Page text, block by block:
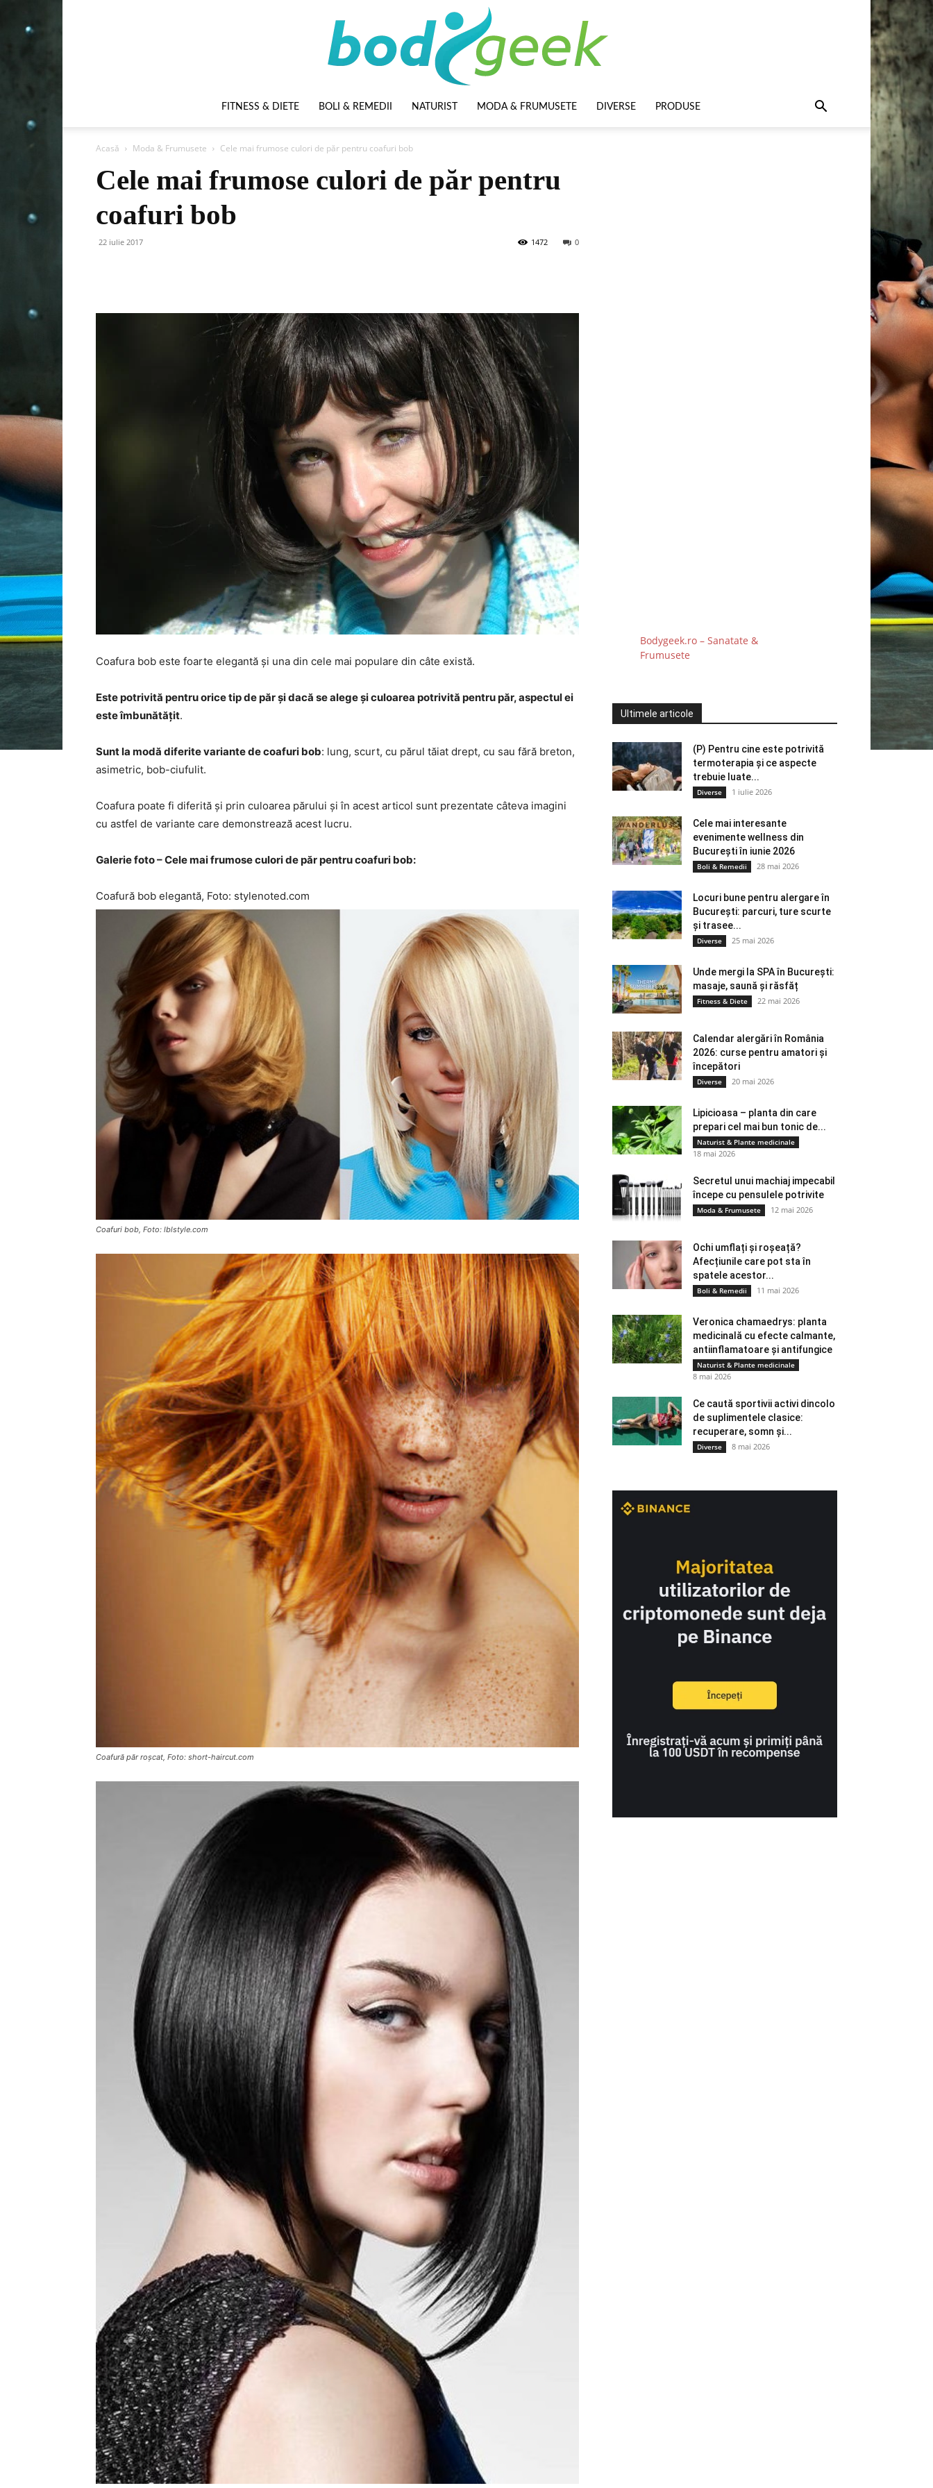
FITNESS & DIETE BOLI & REMEDII NATURIST MODA & FRUMUSETE DIVERSE PRODUSE
Acasă Moda & Frumusete Cele mai frumose culori de păr pentru coafuri bob
Cele mai frumose culori de păr pentru
coafuri bob
22 iulie 2017 0
1472
Coafura bob este foarte elegantă și una din cele mai populare din câte există.
Este potrivită pentru orice tip de păr și dacă se alege și culoarea potrivită pentru păr, aspectul ei
este îmbunătățit.
Sunt la modă diferite variante de coafuri bob: lung, scurt, cu părul tăiat drept, cu sau fără breton,
asimetric, bob-ciufulit.
Coafura poate fi diferită și prin culoarea părului și în acest articol sunt prezentate câteva imagini
cu astfel de variante care demonstrează acest lucru.
Galerie foto – Cele mai frumose culori de păr pentru coafuri bob:
Coafură bob elegantă, Foto: stylenoted.com
Coafuri bob, Foto: lblstyle.com
Coafură păr roșcat, Foto: short-haircut.com
Bodygeek.ro – Sanatate &
Frumusete
Ultimele articole
(P) Pentru cine este potrivită
termoterapia și ce aspecte
trebuie luate...
Diverse 1 iulie 2026
Cele mai interesante
evenimente wellness din
București în iunie 2026
Boli & Remedii 28 mai 2026
Locuri bune pentru alergare în
București: parcuri, ture scurte
și trasee...
Diverse 25 mai 2026
Unde mergi la SPA în București:
masaje, saună și răsfăț
Fitness & Diete 22 mai 2026
Calendar alergări în România
2026: curse pentru amatori și
începători
Diverse 20 mai 2026
Lipicioasa – planta din care
prepari cel mai bun tonic de...
Naturist & Plante medicinale
18 mai 2026
Secretul unui machiaj impecabil
începe cu pensulele potrivite
Moda & Frumusete 12 mai 2026
Ochi umflați și roșeață?
Afecțiunile care pot sta în
spatele acestor...
Boli & Remedii 11 mai 2026
Veronica chamaedrys: planta
medicinală cu efecte calmante,
antiinflamatoare și antifungice
Naturist & Plante medicinale
8 mai 2026
Ce caută sportivii activi dincolo
de suplimentele clasice:
recuperare, somn și...
Diverse 8 mai 2026